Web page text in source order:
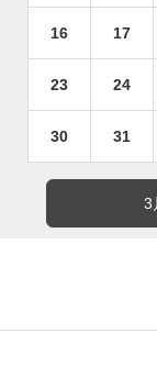
16 17
23 24
30 31
3